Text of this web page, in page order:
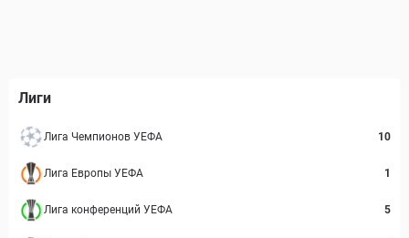
Лиги
Лига Чемпионов УЕФА 10
Лига Европы УЕФА 1
Лига конференций УЕФА 5